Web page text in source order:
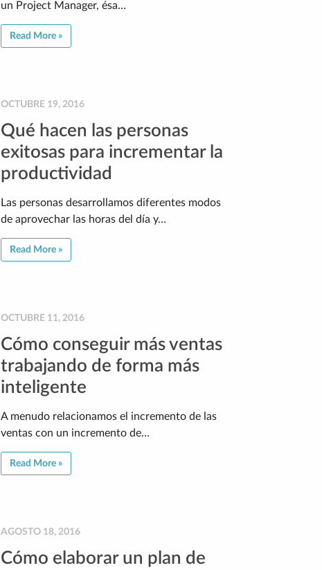
un Project Manager, ésa…
Read More »
OCTUBRE 19, 2016
Qué hacen las personas
exitosas para incrementar la
productividad
Las personas desarrollamos diferentes modos
de aprovechar las horas del día y…
Read More »
OCTUBRE 11, 2016
Cómo conseguir más ventas
trabajando de forma más
inteligente
A menudo relacionamos el incremento de las
ventas con un incremento de…
Read More »
AGOSTO 18, 2016
Cómo elaborar un plan de